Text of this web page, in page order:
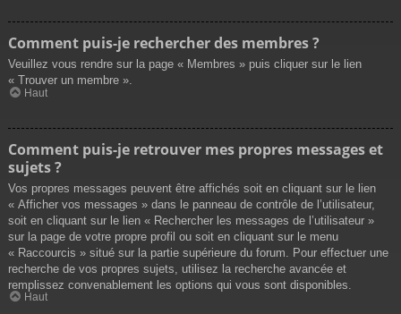
Comment puis-je rechercher des membres ?
Veuillez vous rendre sur la page « Membres » puis cliquer sur le lien
« Trouver un membre ».
Haut
Comment puis-je retrouver mes propres messages et
sujets ?
Vos propres messages peuvent être affichés soit en cliquant sur le lien
« Afficher vos messages » dans le panneau de contrôle de l’utilisateur,
soit en cliquant sur le lien « Rechercher les messages de l’utilisateur »
sur la page de votre propre profil ou soit en cliquant sur le menu
« Raccourcis » situé sur la partie supérieure du forum. Pour effectuer une
recherche de vos propres sujets, utilisez la recherche avancée et
remplissez convenablement les options qui vous sont disponibles.
Haut